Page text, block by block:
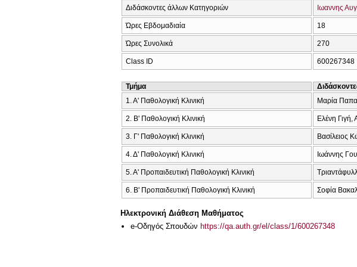
Διδάσκοντες άλλων Κατηγοριών Ιωαννης
Ώρες Εβδομαδιαία 18
Ώρες Συνολικά 270
Class ID 600267348
Τμήμα
1. Α' Παθολογική Κλινική
Μαρία
2. Β' Παθολογική Κλινική Ελένη
3. Γ' Παθολογική Κλινική Βασίλειος
4. Δ' Παθολογική Κλινική Ιωάννης
5. Α' Προπαιδευτική Παθολογική Κλινική
6. Β' Προπαιδευτική Παθολογική Κλινική Σοφία
Ηλεκτρονική Διάθεση Μαθήματος
e-Οδηγός Σπουδών https://qa.auth.gr/el/class/1/600267348